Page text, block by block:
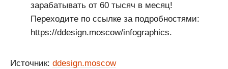
зарабатывать от 60 тысяч в месяц!
Переходите по ссылке за подробностями:
https://ddesign.moscow/infographics.
Источник: ddesign.moscow